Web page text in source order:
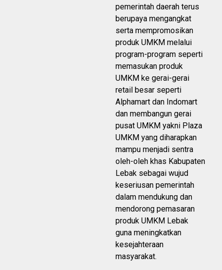
pemerintah daerah terus
berupaya mengangkat
serta mempromosikan
produk UMKM melalui
program-program seperti
memasukan produk
UMKM ke gerai-gerai
retail besar seperti
Alphamart dan Indomart
dan membangun gerai
pusat UMKM yakni Plaza
UMKM yang diharapkan
mampu menjadi sentra
oleh-oleh khas Kabupaten
Lebak sebagai wujud
keseriusan pemerintah
dalam mendukung dan
mendorong pemasaran
produk UMKM Lebak
guna meningkatkan
kesejahteraan
masyarakat.